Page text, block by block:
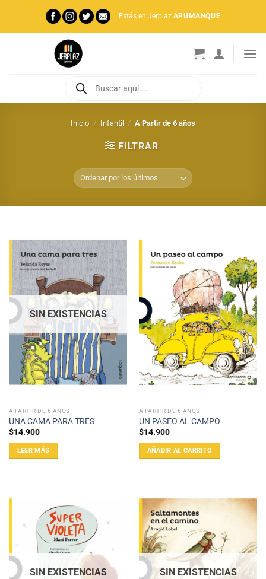
contenido
Estás en Jerplaz APUMANQUE
productos
Inicio / Infantil / A Partir de 6 años
FILTRAR
SIN EXISTENCIAS
A PARTIR DE 6 AÑOS
UNA CAMA PARA TRES
$14.900
LEER MÁS
A PARTIR DE 6 AÑOS
UN PASEO AL CAMPO
$14.900
AÑADIR AL CARRITO
SIN EXISTENCIAS SIN EXISTENCIAS